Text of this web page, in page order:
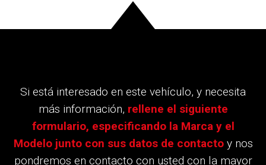
Si está interesado en este vehículo, y necesita
más información, rellene el siguiente
formulario, especificando la Marca y el
Modelo junto con sus datos de contactoy nos
pondremos en contacto con usted con la mayor